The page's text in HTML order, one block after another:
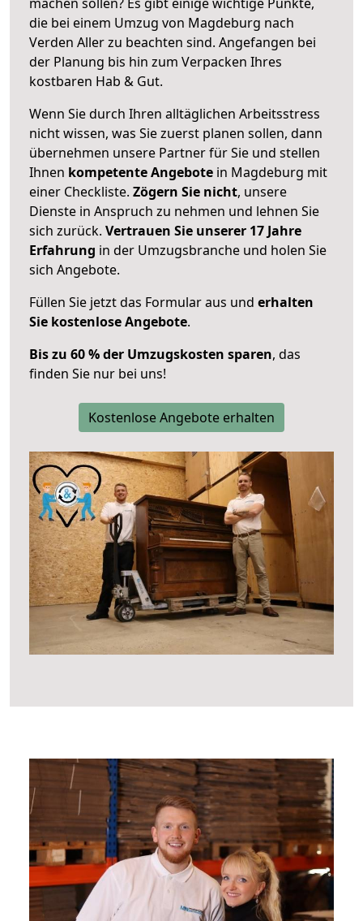
die bei einem Umzug von Magdeburg nach
Verden Aller zu beachten sind. Angefangen bei
der Planung bis hin zum Verpacken Ihres
kostbaren Hab & Gut.
Wenn Sie durch Ihren alltäglichen Arbeitsstress
nicht wissen, was Sie zuerst planen sollen, dann
übernehmen unsere Partner für Sie und stellen
Ihnen kompetente Angebote in Magdeburg mit
einer Checkliste. Zögern Sie nicht, unsere
Dienste in Anspruch zu nehmen und lehnen Sie
sich zurück. Vertrauen Sie unserer 17 Jahre
Erfahrung in der Umzugsbranche und holen Sie
sich Angebote.
Füllen Sie jetzt das Formular aus und erhalten
Sie kostenlose Angebote.
Bis zu 60 % der Umzugskosten sparen, das
finden Sie nur bei uns!
Kostenlose Angebote erhalten